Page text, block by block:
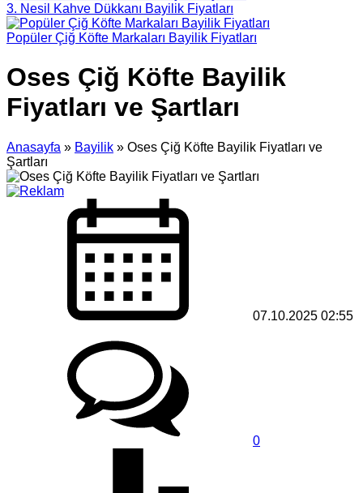
3. Nesil Kahve Dükkanı Bayilik Fiyatları
Popüler Çiğ Köfte Markaları Bayilik Fiyatları
Oses Çiğ Köfte Bayilik
Fiyatları ve Şartları
Anasayfa » Bayilik » Oses Çiğ Köfte Bayilik Fiyatları ve
Şartları
07.10.2025 02:55
0